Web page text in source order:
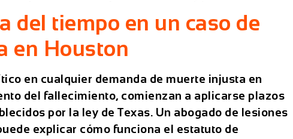
del tiempo en un caso de
en Houston
en cualquier demanda de muerte injusta en
del fallecimiento, comienzan a aplicarse plazos
por la ley de Texas. Un abogado de lesiones
explicar cómo funciona el estatuto de